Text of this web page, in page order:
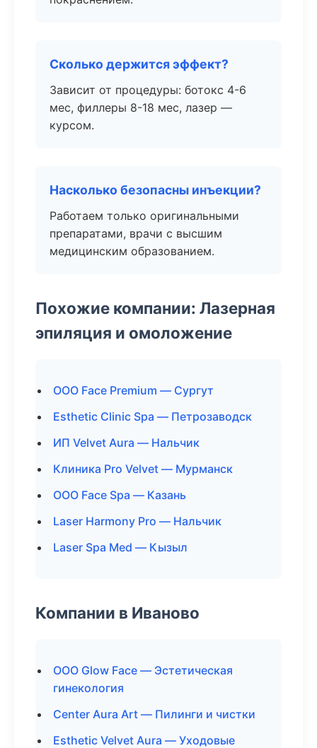
Сколько держится эффект?
Зависит от процедуры: ботокс 4-6
мес, филлеры 8-18 мес, лазер —
курсом.
Насколько безопасны инъекции?
Работаем только оригинальными
препаратами, врачи с высшим
медицинским образованием.
Похожие компании: Лазерная
эпиляция и омоложение
ООО Face Premium — Сургут
Esthetic Clinic Spa — Петрозаводск
ИП Velvet Aura — Нальчик
Клиника Pro Velvet — Мурманск
ООО Face Spa — Казань
Laser Harmony Pro — Нальчик
Laser Spa Med — Кызыл
Компании в Иваново
ООО Glow Face — Эстетическая
гинекология
Center Aura Art — Пилинги и чистки
Esthetic Velvet Aura — Уходовые